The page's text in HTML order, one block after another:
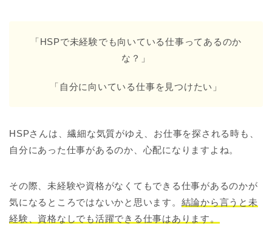
「HSPで未経験でも向いている仕事ってあるのか
な？」
「自分に向いている仕事を見つけたい」
HSPさんは、繊細な気質がゆえ、お仕事を探される時も、
自分にあった仕事があるのか、心配になりますよね。
その際、未経験や資格がなくてもできる仕事があるのかが
気になるところではないかと思います。 結論から言うと未
経験、資格なしでも活躍できる仕事はあります。